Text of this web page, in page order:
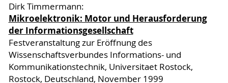
Dirk Timmermann:
Mikroelektronik: Motor und Herausforderung
der Informationsgesellschaft
Festveranstaltung zur Eröffnung des
Wissenschaftsverbundes Informations- und
Kommunikationstechnik, Universitaet Rostock,
Rostock, Deutschland, November 1999